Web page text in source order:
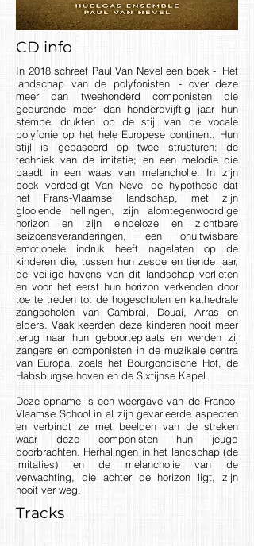
CD info
In 2018 schreef Paul Van Nevel een boek - 'Het
landschap van de polyfonisten' - over deze
meer dan tweehonderd componisten die
gedurende meer dan honderdvijftig jaar hun
stempel drukten op de stijl van de vocale
polyfonie op het hele Europese continent. Hun
stijl is gebaseerd op twee structuren: de
techniek van de imitatie; en een melodie die
baadt in een waas van melancholie. In zijn
boek verdedigt Van Nevel de hypothese dat
het Frans-Vlaamse landschap, met zijn
glooiende hellingen, zijn alomtegenwoordige
horizon en zijn eindeloze en zichtbare
seizoensveranderingen, een onuitwisbare
emotionele indruk heeft nagelaten op de
kinderen die, tussen hun zesde en tiende jaar,
de veilige havens van dit landschap verlieten
en voor het eerst hun horizon verkenden door
toe te treden tot de hogescholen en kathedrale
zangscholen van Cambrai, Douai, Arras en
elders. Vaak keerden deze kinderen nooit meer
terug naar hun geboorteplaats en werden zij
zangers en componisten in de muzikale centra
van Europa, zoals het Bourgondische Hof, de
Habsburgse hoven en de Sixtijnse Kapel.
Deze opname is een weergave van de Franco-
Vlaamse School in al zijn gevarieerde aspecten
en verbindt ze met beelden van de streken
waar deze componisten hun jeugd
doorbrachten. Herhalingen in het landschap (de
imitaties) en de melancholie van de
verwachting, die achter de horizon ligt, zijn
nooit ver weg.
Tracks